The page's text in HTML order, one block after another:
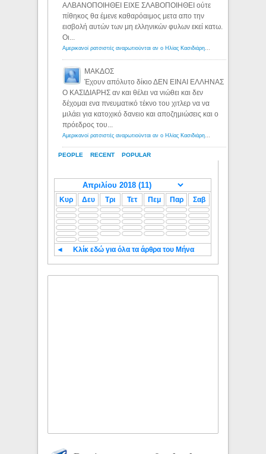
PEOPLE RECENT POPULAR
ΑΛΒΑΝΟΠΟΙΗΘΕΙ ΕΙΧΕ ΣΛΑΒΟΠΟΙΗΘΕΙ ούτε
πίθηκος θα έμενε καθαρόαιμος μετα απο την
εισβολή αυτών των μη ελληνικών φυλων εκεί κατω.
Οι...
Αμερικανοί ρατσιστές αναρωτιούνται αν ο Ηλίας Κασιδιάρης ανήκει στη λευκή φυλή... - Λόγιος Ερμής
ΜΑΚΔΟΣ
Έχουν απόλυτο δίκιο ΔΕΝ ΕΙΝΑΙ ΕΛΛΗΝΑΣ
Ο ΚΑΣΙΔΙΑΡΗΣ αν και θέλει να νιώθει και δεν
δέχομαι ενα πνευματικό τέκνο του χιτλερ να να
μιλάει για κατοχικό δανειο και αποζημιώσεις και ο
πρόεδρος του...
Αμερικανοί ρατσιστές αναρωτιούνται αν ο Ηλίας Κασιδιάρης ανήκει στη λευκή φυλή... - Λόγιος Ερμής
Κυρ Δευ Τρι Τετ Πεμ Παρ Σαβ
◄ Κλίκ εδώ για όλα τα άρθρα του Μήνα